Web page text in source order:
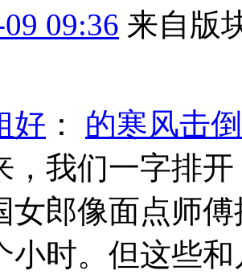
09:36 来自版
好 ： 的寒风击倒
我们一字排开
女郎像面点师
小时。但这些